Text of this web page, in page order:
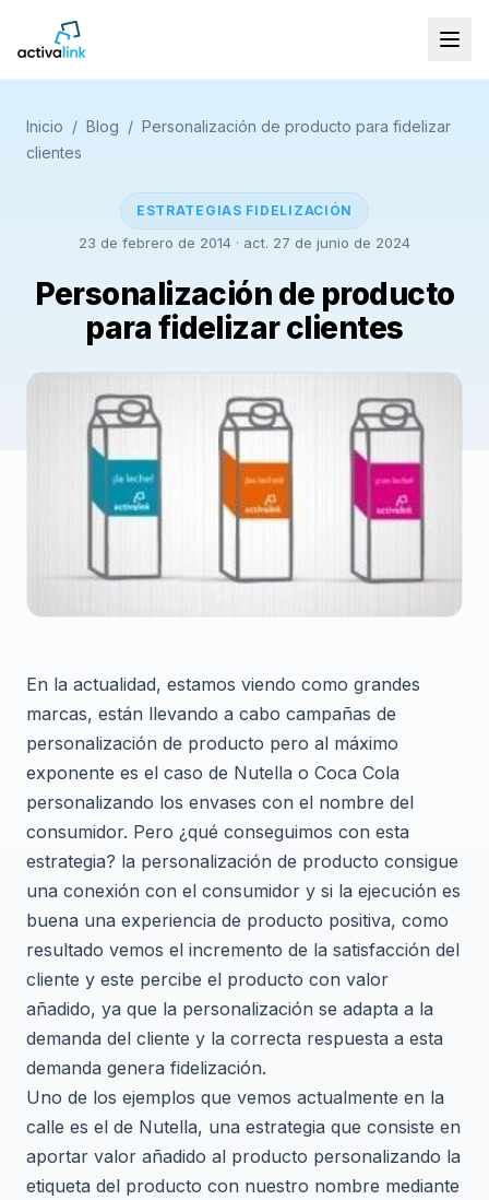
Inicio / Blog / Personalización de producto para fidelizar
clientes
ESTRATEGIAS FIDELIZACIÓN
23 de febrero de 2014 · act. 27 de junio de 2024
Personalización de producto
para fidelizar clientes
En la actualidad, estamos viendo como grandes
marcas, están llevando a cabo campañas de
personalización de producto pero al máximo
exponente es el caso de Nutella o Coca Cola
personalizando los envases con el nombre del
consumidor. Pero ¿qué conseguimos con esta
estrategia? la personalización de producto consigue
una conexión con el consumidor y si la ejecución es
buena una experiencia de producto positiva, como
resultado vemos el incremento de la satisfacción del
cliente y este percibe el producto con valor
añadido, ya que la personalización se adapta a la
demanda del cliente y la correcta respuesta a esta
demanda genera fidelización.
Uno de los ejemplos que vemos actualmente en la
calle es el de Nutella, una estrategia que consiste en
aportar valor añadido al producto personalizando la
etiqueta del producto con nuestro nombre mediante